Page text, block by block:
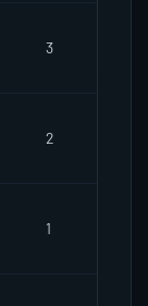
3
2
1